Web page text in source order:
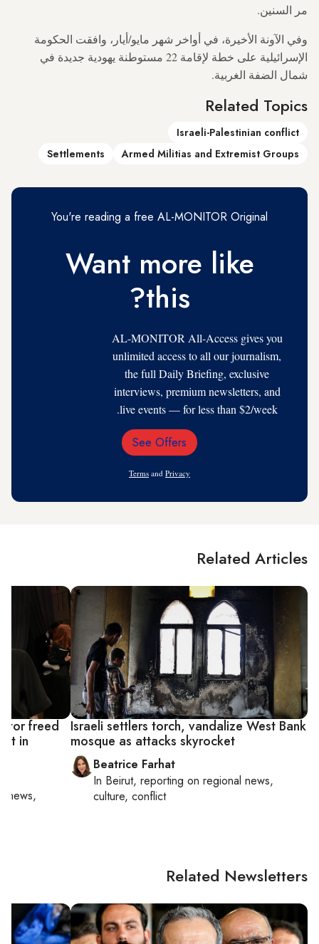
مر السنين.
وفي الآونة الأخيرة، في أواخر شهر مايو/أيار، وافقت الحكومة
الإسرائيلية على خطة لإقامة 22 مستوطنة يهودية جديدة في
شمال الضفة الغربية.
Related Topics
Israeli-Palestinian conflict
Armed Militias and Extremist Groups
Settlements
You're reading a free AL-MONITOR Original
Want more like
this?
AL-MONITOR All-Access gives you
unlimited access to all our journalism,
the full Daily Briefing, exclusive
interviews, premium newsletters, and
live events — for less than $2/week.
Email
See Offers
Terms and Privacy
Related Articles
Israeli settlers torch, vandalize West Bank
mosque as attacks skyrocket
Beatrice Farhat
In Beirut, reporting onregional news,
culture, conflict
freed
in
news,
Related Newsletters